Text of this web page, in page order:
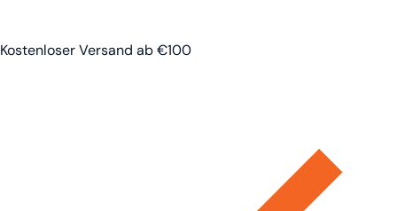
Kostenloser Versand ab €100